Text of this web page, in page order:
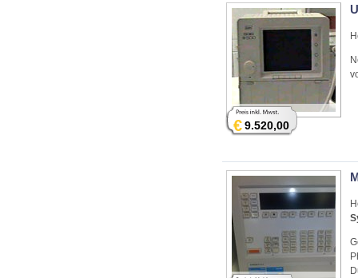
€9.520,00